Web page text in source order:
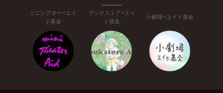
ミニシアター・エイ
ド基金
ブックストア・エイ
ド基金
小劇場・エイド基金